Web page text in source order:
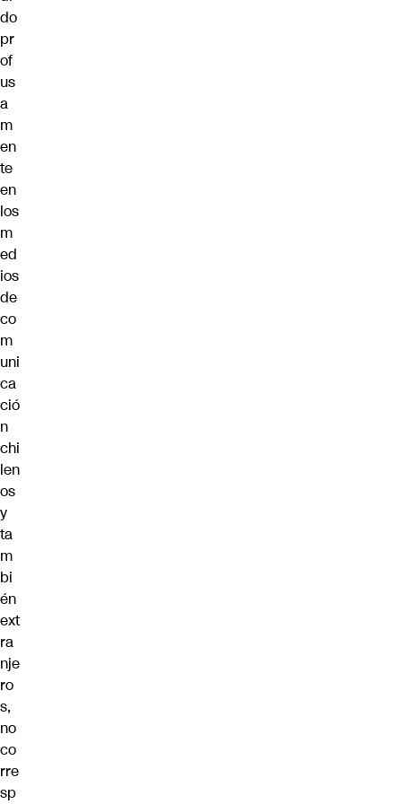
do
pr
of
us
a
m
en
te
en
los
m
ed
ios
de
co
m
uni
ca
ció
n
chi
len
os
y
ta
m
bi
én
ext
ra
nje
ro
s,
no
co
rre
sp